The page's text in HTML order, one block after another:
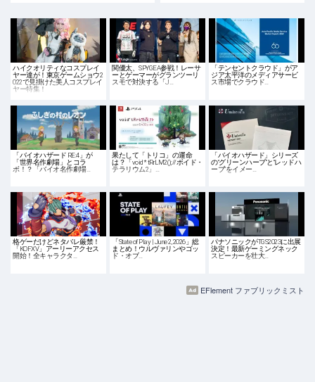
ハイクオリティなコスプレイ
ヤー達が！東京ゲームショウ2
022で見掛けた美人コスプレイ
ヤー特集！
関優太、SPYGEA参戦！レーサ
ーとゲーマーがグランツーリ
スモで対決する「J…
「テンセントクラウド」がア
ジア太平洋のメディアサービ
ス市場でクラウド…
「バイオハザード RE:4」が
「世界名作劇場」とコラ
ボ！？「バイオ名作劇場…
果たして「トリコ」の運命
は？「void* tRrLM2(); //ボイド・
テラリウム2」…
「バイオハザード」シリーズ
の“グリーンハーブ”と“レッドハ
ーブ”をイメー…
格ゲーだけどネタバレ厳禁！
「KOFXV」アーリーアクセス
開始！全キャラクタ…
「State of Play | June 2, 2026」総
まとめ！ウルヴァリンやゴッ
ド・オブ…
パナソニックがTGS2023に出展
決定！最新ゲーミングネック
スピーカーを壮大…
EFlement ファブリックミスト